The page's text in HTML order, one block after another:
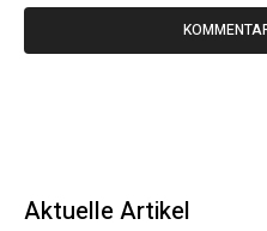
Aktuelle Artikel